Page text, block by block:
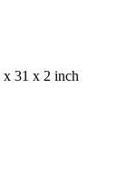
x 31 x 2 inch